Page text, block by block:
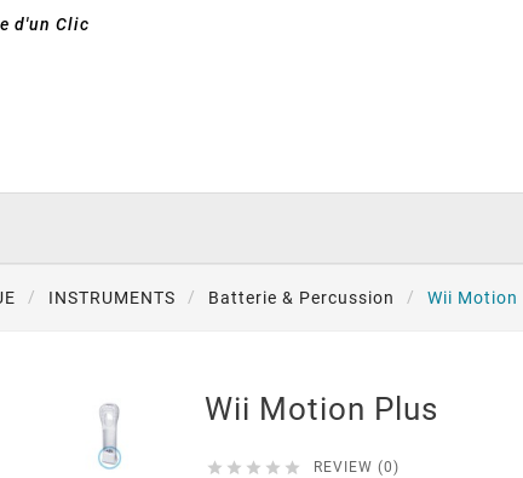
d'un Clic
INSTRUMENTS Batterie & Percussion Wii Motion
Wii Motion Plus
     REVIEW (0)